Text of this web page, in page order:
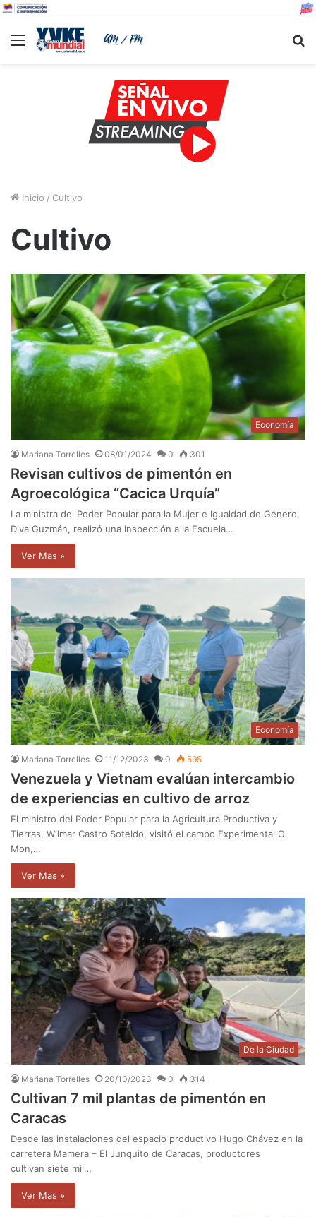
Menu
Inicio / Cultivo
Cultivo
Economía
Mariana Torrelles 08/01/2024 0 301
Revisan cultivos de pimentón en
Agroecológica “Cacica Urquía”
La ministra del Poder Popular para la Mujer e Igualdad de Género,
Diva Guzmán, realizó una inspección a la Escuela…
Ver Mas »
Economía
Mariana Torrelles 11/12/2023 0 595
Venezuela y Vietnam evalúan intercambio
de experiencias en cultivo de arroz
El ministro del Poder Popular para la Agricultura Productiva y
Tierras, Wilmar Castro Soteldo, visitó el campo Experimental O
Mon,…
Ver Mas »
De la Ciudad
Mariana Torrelles 20/10/2023 0 314
Cultivan 7 mil plantas de pimentón en
Caracas
Desde las instalaciones del espacio productivo Hugo Chávez en la
carretera Mamera – El Junquito de Caracas, productores
cultivan siete mil…
Ver Mas »